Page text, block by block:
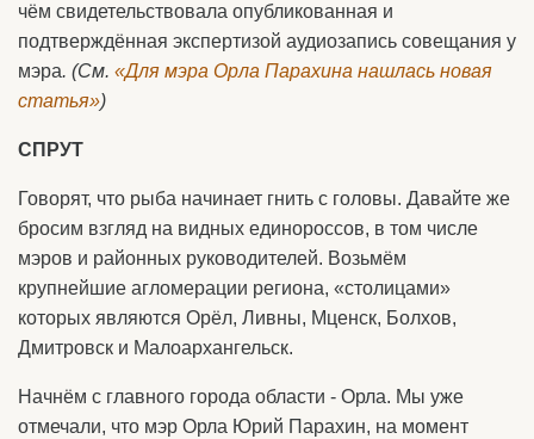
чём свидетельствовала опубликованная и
подтверждённая экспертизой аудиозапись совещания у
мэра. (См. «Для мэра Орла Парахина нашлась новая
статья»)
СПРУТ
Говорят, что рыба начинает гнить с головы. Давайте же
бросим взгляд на видных единороссов, в том числе
мэров и районных руководителей. Возьмём
крупнейшие агломерации региона, «столицами»
которых являются Орёл, Ливны, Мценск, Болхов,
Дмитровск и Малоархангельск.
Начнём с главного города области - Орла. Мы уже
отмечали, что мэр Орла Юрий Парахин, на момент